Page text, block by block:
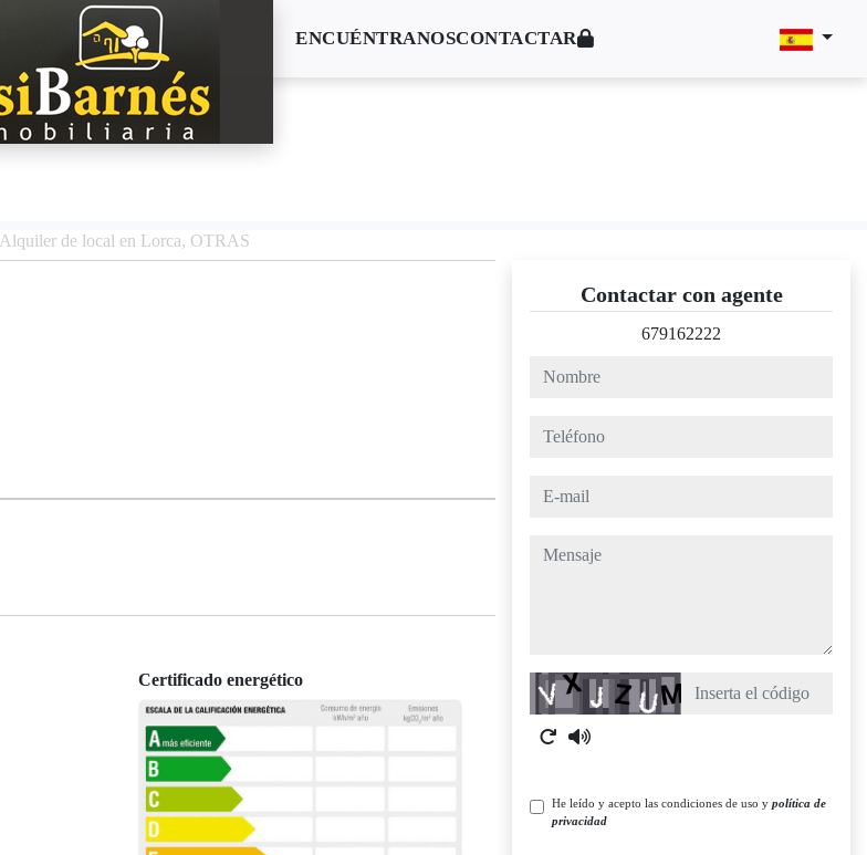
ENCUÉNTRANOSCONTACTAR
Alquiler de local en Lorca, OTRAS
Certificado energético
Contactar con agente
679162222
nombre
teléfono
e-mail
mensaje
Captcha
He leído y acepto las condiciones de uso y política de
privacidad